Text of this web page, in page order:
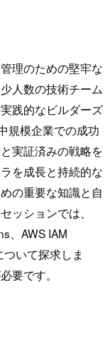
理のための堅牢な
人数の技術チーム
践的なビルダーズ
規模企業での成功
実証済みの戦略を
を成長と持続的な
の重要な知識と自
ッションでは、
、AWS IAM
いて探求しま
要です。